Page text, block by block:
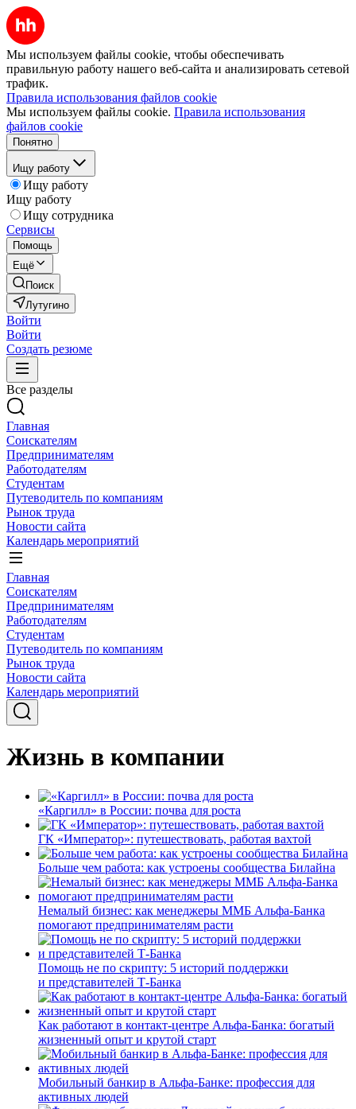
Мы используем файлы cookie, чтобы обеспечивать
правильную работу нашего веб-сайта и анализировать сетевой
трафик.
Правила использования файлов cookie
Мы используем файлы cookie. Правила использования
файлов cookie
Понятно
Ищу работу
Ищу работу
Ищу работу
Ищу сотрудника
Сервисы
Помощь
Ещё
Поиск
Лутугино
Войти
Войти
Создать резюме
Все разделы
Главная
Соискателям
Предпринимателям
Работодателям
Студентам
Путеводитель по компаниям
Рынок труда
Новости сайта
Календарь мероприятий
Главная
Соискателям
Предпринимателям
Работодателям
Студентам
Путеводитель по компаниям
Рынок труда
Новости сайта
Календарь мероприятий
Жизнь в компании
«Каргилл» в России: почва для роста
ГК «Император»: путешествовать, работая вахтой
Больше чем работа: как устроены сообщества Билайна
Немалый бизнес: как менеджеры ММБ Альфа-Банка
помогают предпринимателям расти
Помощь не по скрипту: 5 историй поддержки
и представителей Т-Банка
Как работают в контакт-центре Альфа-Банка: богатый
жизненный опыт и крутой старт
Мобильный банкир в Альфа-Банке: профессия для
активных людей